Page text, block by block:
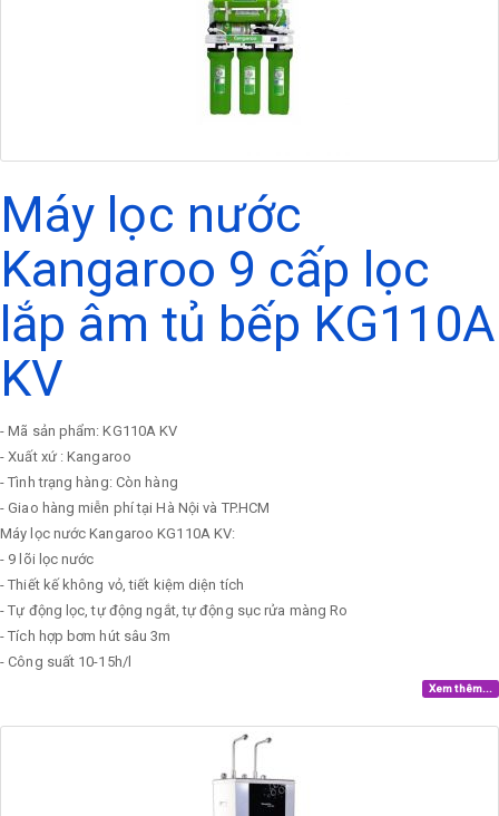
Máy lọc nước
Kangaroo 9 cấp lọc
lắp âm tủ bếp KG110A
KV
- Mã sản phẩm: KG110A KV
- Xuất xứ : Kangaroo
- Tình trạng hàng: Còn hàng
- Giao hàng miễn phí tại Hà Nội và TP.HCM
Máy lọc nước Kangaroo KG110A KV:
- 9 lõi lọc nước
- Thiết kế không vỏ, tiết kiệm diện tích
- Tự động lọc, tự động ngắt, tự động sục rửa màng Ro
- Tích hợp bơm hút sâu 3m
- Công suất 10-15h/l
Xem thêm...